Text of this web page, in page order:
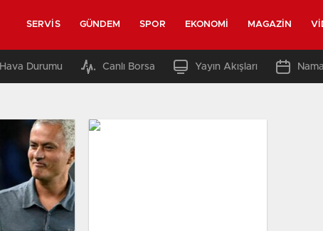
SERVIS GÜNDEM SPOR EKONOMI MAGAZIN
Hava Durumu Canlı Borsa Yayın Akışları